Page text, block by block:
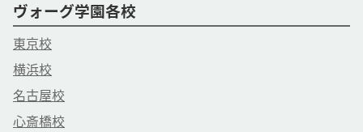
ヴォーグ学園各校
東京校
横浜校
名古屋校
心斎橋校